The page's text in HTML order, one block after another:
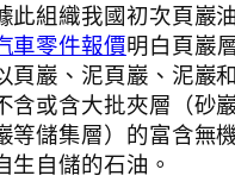
此組織我國初次頁巖
車零件報價明白頁巖
頁巖、泥頁巖、泥巖
含或含大批夾層（砂
等儲集層）的富含無
生自儲的石油。